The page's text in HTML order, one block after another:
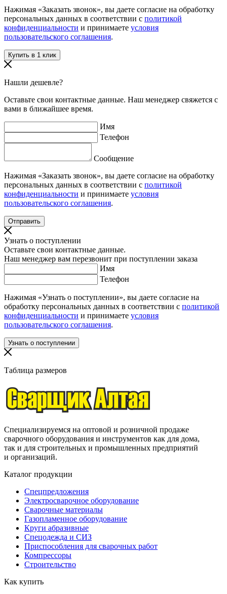
Нажимая «Заказать звонок», вы даете согласие на обработку
персональных данных в соответствии с политикой
конфиденциальности и принимаете условия
пользовательского соглашения.
Нашли дешевле?
Оставьте свои контактные данные. Наш менеджер свяжется с
вами в ближайшее время.
Имя
Телефон
Сообщение
Нажимая «Заказать звонок», вы даете согласие на обработку
персональных данных в соответствии с политикой
конфиденциальности и принимаете условия
пользовательского соглашения.
Узнать о поступлении
Оставьте свои контактные данные.
Наш менеджер вам перезвонит при поступлении заказа
Имя
Телефон
Нажимая «Узнать о поступлении», вы даете согласие на
обработку персональных данных в соответствии с политикой
конфиденциальности и принимаете условия
пользовательского соглашения.
Таблица размеров
Специализируемся на оптовой и розничной продаже
сварочного оборудования и инструментов как для дома,
так и для строительных и промышленных предприятий
и организаций.
Каталог продукции
Спецпредложения
Электросварочное оборудование
Сварочные материалы
Газопламенное оборудование
Круги абразивные
Спецодежда и СИЗ
Приспособления для сварочных работ
Компрессоры
Строительство
Как купить